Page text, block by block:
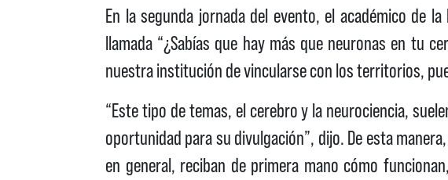
En la segunda jornada del evento, el académico de
llamada “¿Sabías que hay más que neuronas en tu
nuestra institución de vincularse con los territorios,
“Este tipo de temas, el cerebro y la neurociencia,
oportunidad para su divulgación”, dijo. De esta
en general, reciban de primera mano cómo